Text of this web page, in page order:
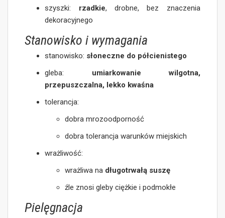
szyszki: rzadkie, drobne, bez znaczenia
dekoracyjnego
Stanowisko i wymagania
stanowisko: słoneczne do półcienistego
gleba: umiarkowanie wilgotna,
przepuszczalna, lekko kwaśna
tolerancja:
dobra mrozoodporność
dobra tolerancja warunków miejskich
wrażliwość:
wrażliwa na długotrwałą suszę
źle znosi gleby ciężkie i podmokłe
Pielęgnacja